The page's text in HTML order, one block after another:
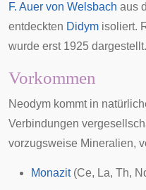
F. Auer von Welsbach aus
entdeckten Didym isoliert.
wurde erst 1925 dargestellt.
Vorkommen
Neodym kommt in
Verbindungen
vorzugsweise Mineralien,
Monazit(Ce, La, Th,